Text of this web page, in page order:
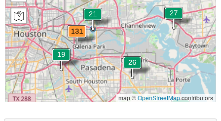
map ©OpenStreetMapcontributors